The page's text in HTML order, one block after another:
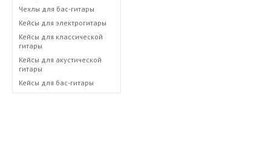
Чехлы для бас-гитары
Кейсы для электрогитары
Кейсы для классической
гитары
Кейсы для акустической
гитары
Кейсы для бас-гитары